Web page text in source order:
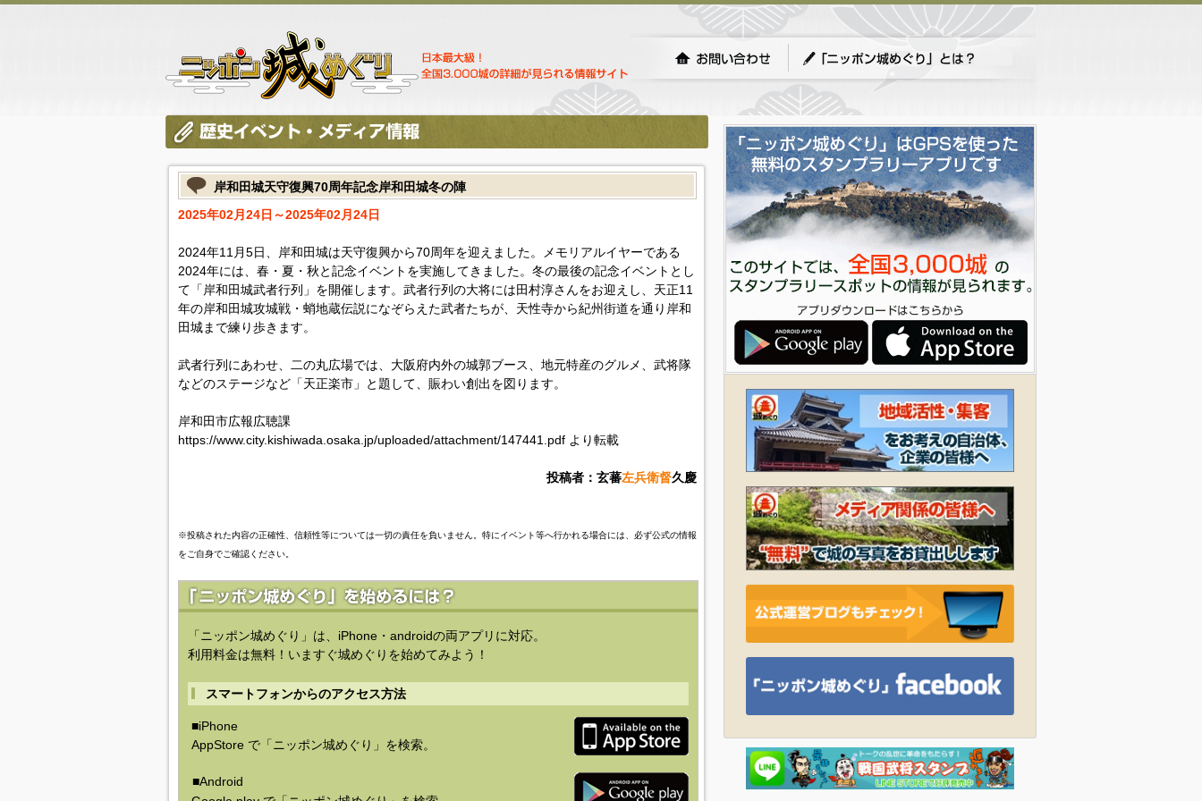
岸和田城天守復興70周年記念岸和田城冬の陣
2025年02月24日～2025年02月24日
2024年11月5日、岸和田城は天守復興から70周年を迎えました。メモリアルイヤーである
2024年には、春・夏・秋と記念イベントを実施してきました。冬の最後の記念イベントとし
て「岸和田城武者行列」を開催します。武者行列の大将には田村淳さんをお迎えし、天正11
年の岸和田城攻城戦・蛸地蔵伝説になぞらえた武者たちが、天性寺から紀州街道を通り岸和
田城まで練り歩きます。
武者行列にあわせ、二の丸広場では、大阪府内外の城郭ブース、地元特産のグルメ、武将隊
などのステージなど「天正楽市」と題して、賑わい創出を図ります。
岸和田市広報広聴課
https://www.city.kishiwada.osaka.jp/uploaded/attachment/147441.pdf より転載
投稿者：玄蕃左兵衛督久慶
※投稿された内容の正確性、信頼性等については一切の責任を負いません。特にイベント等へ行かれる場合には、必ず公式の情報
をご自身でご確認ください。
「ニッポン城めぐり」は、iPhone・androidの両アプリに対応。
利用料金は無料！いますぐ城めぐりを始めてみよう！
スマートフォンからのアクセス方法
■iPhone
AppStore で「ニッポン城めぐり」を検索。
■Android